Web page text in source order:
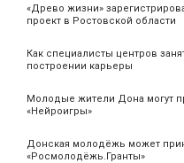
«Древо жизни»
проект в Ростовской области
Как специалисты центров
построении карьеры
Молодые жители Дона могут
«Нейроигры»
Донская молодёжь может
«Росмолодёжь.Гранты»